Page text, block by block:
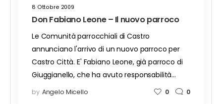
8 Ottobre 2009
Don Fabiano Leone – Il nuovo parroco
Le Comunità parrocchiali di Castro
annunciano l'arrivo di un nuovo parroco per
Castro Città. E' Fabiano Leone, già parroco di
Giuggianello, che ha avuto responsabilità…
by Angelo Micello 0 0